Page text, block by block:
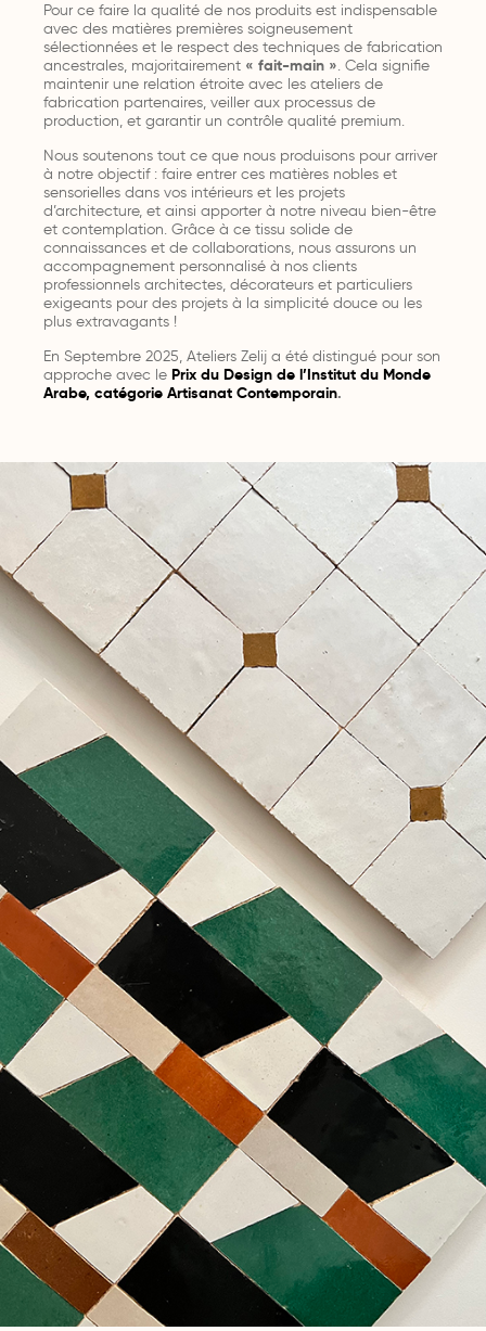
Pour ce faire la qualité de nos produits est indispensable
avec des matières premières soigneusement
sélectionnées et le respect des techniques de fabrication
ancestrales, majoritairement « fait-main ». Cela signifie
maintenir une relation étroite avec les ateliers de
fabrication partenaires, veiller aux processus de
production, et garantir un contrôle qualité premium.
Nous soutenons tout ce que nous produisons pour arriver
à notre objectif : faire entrer ces matières nobles et
sensorielles dans vos intérieurs et les projets
d’architecture, et ainsi apporter à notre niveau bien-être
et contemplation. Grâce à ce tissu solide de
connaissances et de collaborations, nous assurons un
accompagnement personnalisé à nos clients
professionnels architectes, décorateurs et particuliers
exigeants pour des projets à la simplicité douce ou les
plus extravagants !
En Septembre 2025, Ateliers Zelij a été distingué pour son
approche avec le Prix du Design de l’Institut du Monde
Arabe, catégorie Artisanat Contemporain.